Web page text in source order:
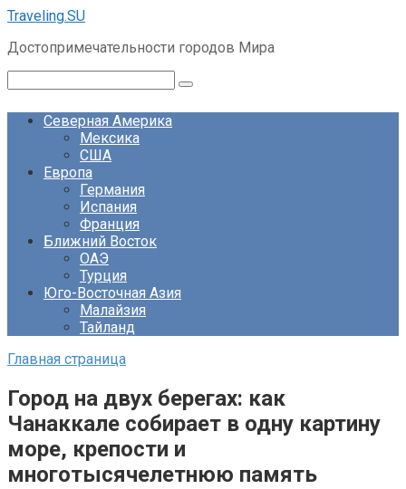
Перейти
контенту
Traveling.SU
Достопримечательности городов Мира
Северная Америка
Мексика
США
Европа
Германия
Испания
Франция
Ближний Восток
ОАЭ
Турция
Юго-Восточная Азия
Малайзия
Тайланд
Главная страница
Город на двух берегах: как
Чанаккале собирает в одну картину
море, крепости и
многотысячелетнюю память